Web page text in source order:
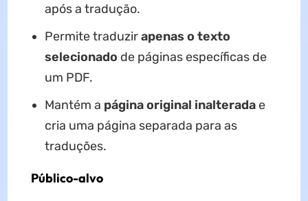
após a tradução.
Permite traduzirapenas o texto
selecionado de páginas específicas de
um PDF.
Mantém a página original inalteradae
cria uma página separada para as
traduções.
Público-alvo